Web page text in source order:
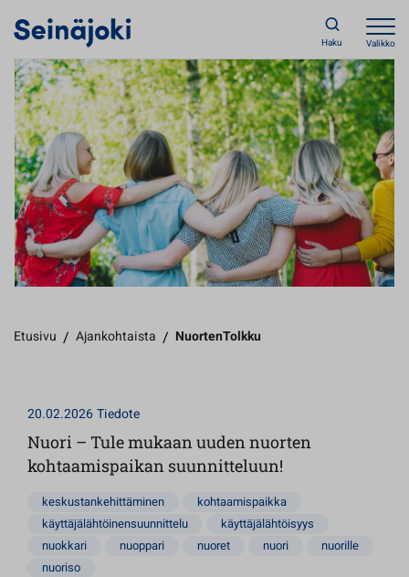
Haku Valikko
Etusivu / Ajankohtaista / NuortenTolkku
20.02.2026Tiedote
Nuori – Tule mukaan uuden nuorten
kohtaamispaikan suunnitteluun!
keskustankehittäminen
kohtaamispaikka
käyttäjälähtöinensuunnittelu
käyttäjälähtöisyys
nuokkari
nuoppari nuoret nuori
nuorille
nuoriso